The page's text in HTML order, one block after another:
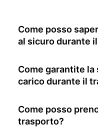
Come posso
al sicuro durante
Come garantite
carico durante il
Come posso
trasporto?